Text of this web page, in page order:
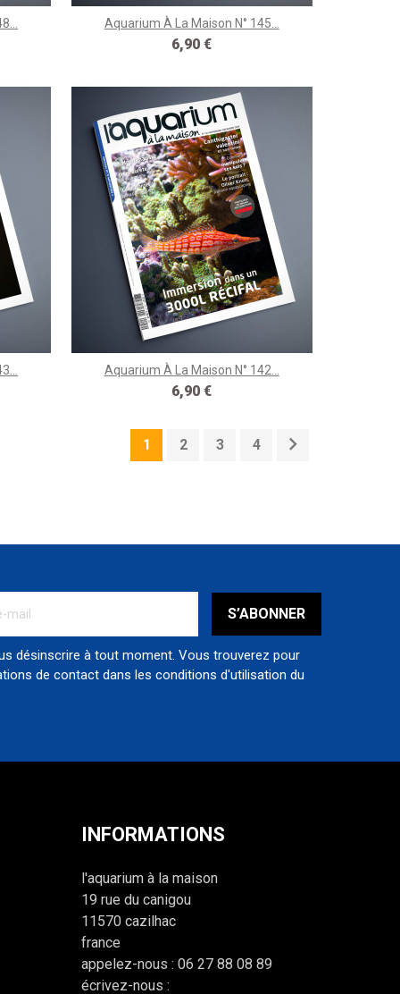
Aquarium À La Maison N° 145...
Prix
6,90 €
Aquarium À La Maison N° 142...
Prix
6,90 €
1 2 3 4 
désinscrire à tout moment. Vous trouverez pour
de contact dans les conditions d'utilisation du
INFORMATIONS
l'aquarium à la maison
19 rue du canigou
11570 cazilhac
france
appelez-nous : 06 27 88 08 89
écrivez-nous :